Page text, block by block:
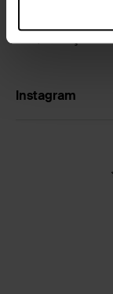
BE | Français
Instagram